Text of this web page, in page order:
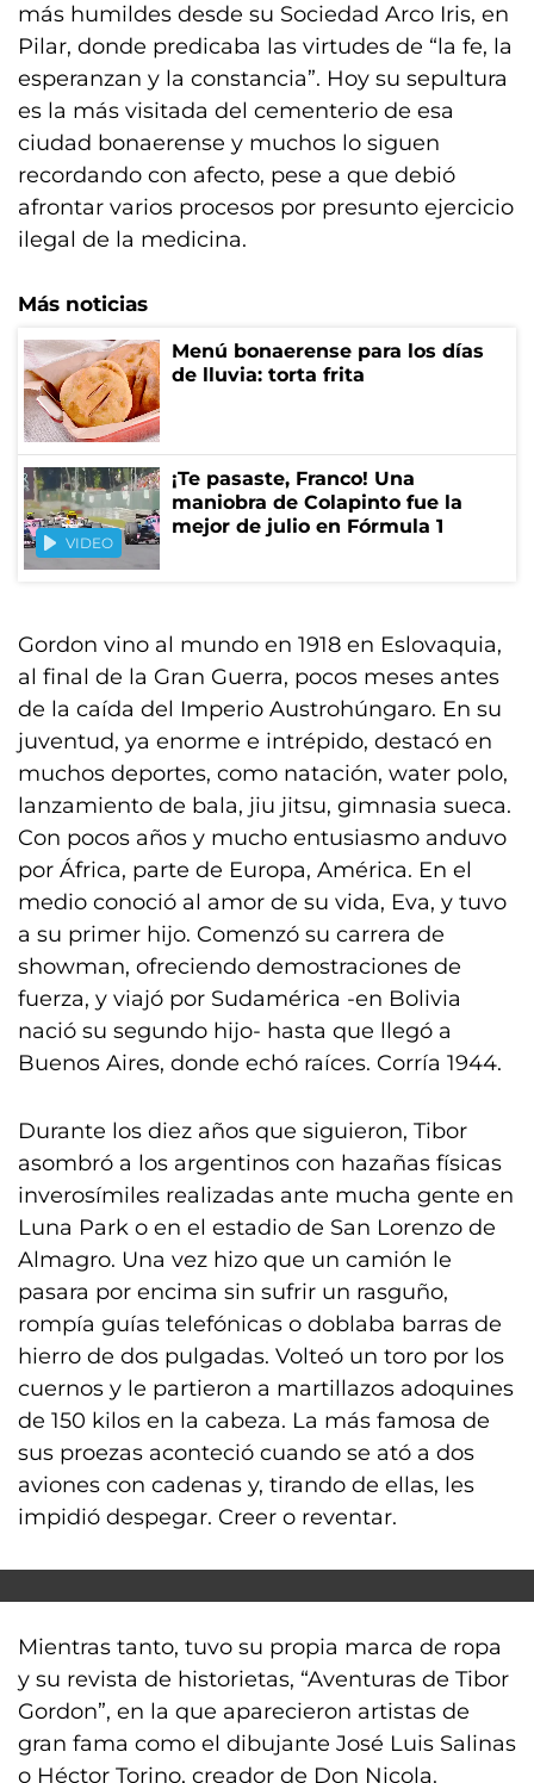
más humildes desde su Sociedad Arco Iris, en
Pilar, donde predicaba las virtudes de “la fe, la
esperanzan y la constancia”. Hoy su sepultura
es la más visitada del cementerio de esa
ciudad bonaerense y muchos lo siguen
recordando con afecto, pese a que debió
afrontar varios procesos por presunto ejercicio
ilegal de la medicina.
Más noticias
Menú bonaerense para los días
de lluvia: torta frita
VIDEO
¡Te pasaste, Franco! Una
maniobra de Colapinto fue la
mejor de julio en Fórmula 1
Gordon vino al mundo en 1918 en Eslovaquia,
al final de la Gran Guerra, pocos meses antes
de la caída del Imperio Austrohúngaro. En su
juventud, ya enorme e intrépido, destacó en
muchos deportes, como natación, water polo,
lanzamiento de bala, jiu jitsu, gimnasia sueca.
Con pocos años y mucho entusiasmo anduvo
por África, parte de Europa, América. En el
medio conoció al amor de su vida, Eva, y tuvo
a su primer hijo. Comenzó su carrera de
showman, ofreciendo demostraciones de
fuerza, y viajó por Sudamérica -en Bolivia
nació su segundo hijo- hasta que llegó a
Buenos Aires, donde echó raíces. Corría 1944.
Durante los diez años que siguieron, Tibor
asombró a los argentinos con hazañas físicas
inverosímiles realizadas ante mucha gente en
Luna Park o en el estadio de San Lorenzo de
Almagro. Una vez hizo que un camión le
pasara por encima sin sufrir un rasguño,
rompía guías telefónicas o doblaba barras de
hierro de dos pulgadas. Volteó un toro por los
cuernos y le partieron a martillazos adoquines
de 150 kilos en la cabeza. La más famosa de
sus proezas aconteció cuando se ató a dos
aviones con cadenas y, tirando de ellas, les
impidió despegar. Creer o reventar.
Mientras tanto, tuvo su propia marca de ropa
y su revista de historietas, “Aventuras de Tibor
Gordon”, en la que aparecieron artistas de
gran fama como el dibujante José Luis Salinas
o Héctor Torino, creador de Don Nicola.